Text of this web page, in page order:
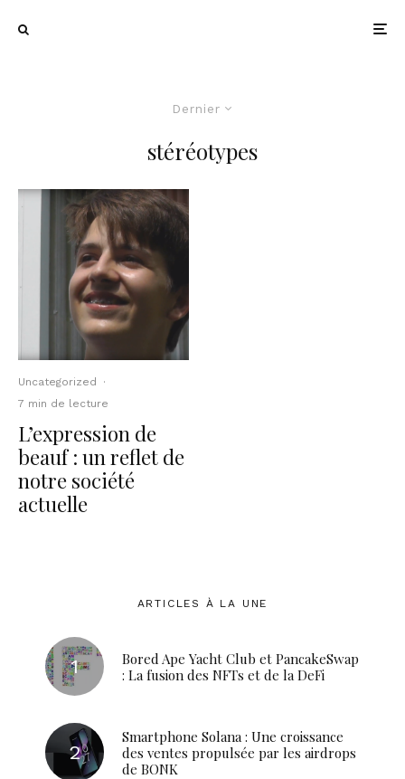
Dernier
stéréotypes
Uncategorized
·
7 min de lecture
L’expression de
beauf : un reflet de
notre société
actuelle
ARTICLES À LA UNE
Bored Ape Yacht Club et PancakeSwap
: La fusion des NFTs et de la DeFi
Smartphone Solana : Une croissance
des ventes propulsée par les airdrops
de BONK